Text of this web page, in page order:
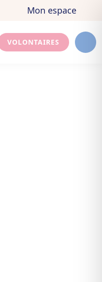
Mon espace
VOLONTAIRES